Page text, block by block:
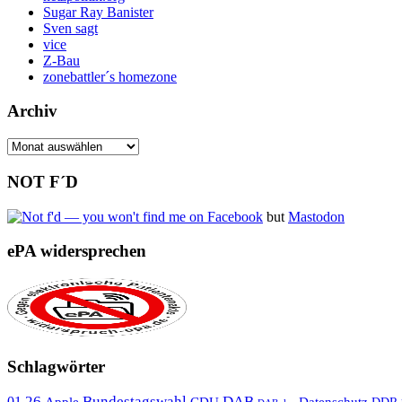
Sugar Ray Banister
Sven sagt
vice
Z-Bau
zonebattler´s homezone
Archiv
Archiv
NOT F´D
but Mastodon
ePA widersprechen
Schlagwörter